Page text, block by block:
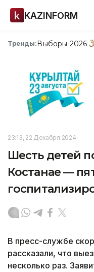
KAZINFORM
Тренды:Выборы-2026
23:13, 22 Декабря 2024
Шесть детей
Костанае —
В пресс-службе
рассказали, что
несколько раз.